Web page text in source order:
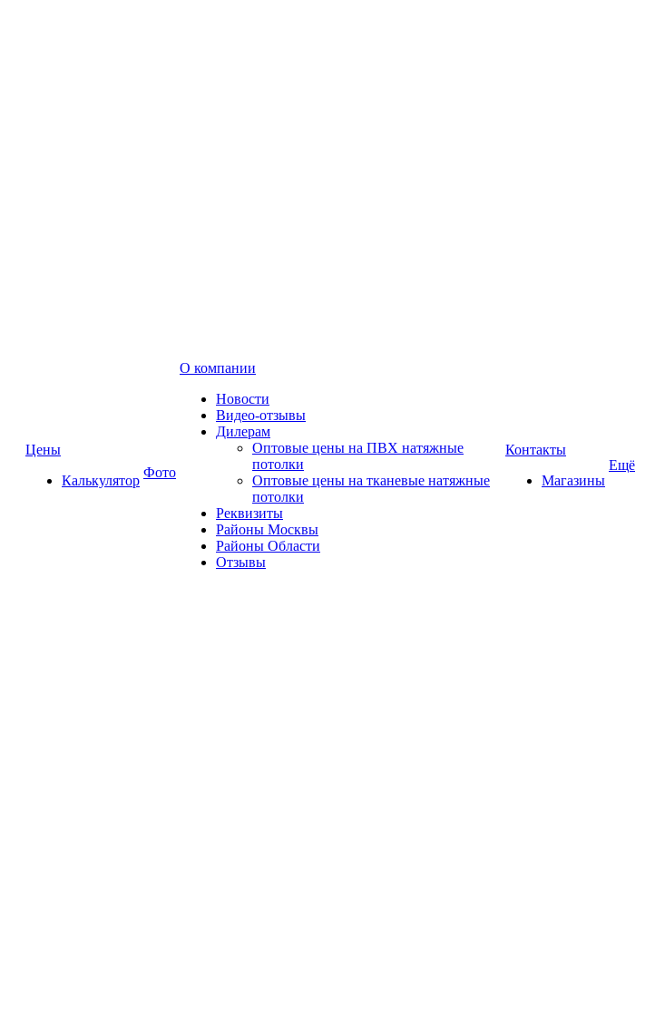
Цены
Калькулятор
Фото
О компании
Новости
Видео-отзывы
Дилерам
Оптовые цены на ПВХ натяжные
потолки
Оптовые цены на тканевые натяжные
потолки
Реквизиты
Районы Москвы
Районы Области
Отзывы
Контакты
Магазины
Ещё